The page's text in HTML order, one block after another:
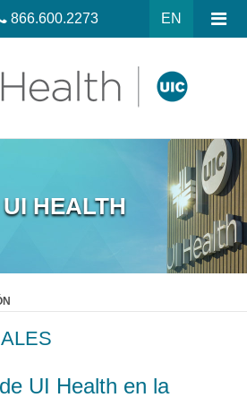
EN
866.600.2273
HEALTH
UI Health en la